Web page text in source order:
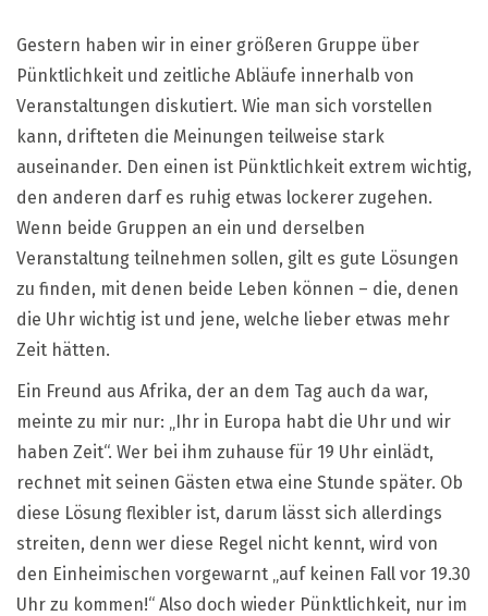
Gestern haben wir in einer größeren Gruppe über
Pünktlichkeit und zeitliche Abläufe innerhalb von
Veranstaltungen diskutiert. Wie man sich vorstellen
kann, drifteten die Meinungen teilweise stark
auseinander. Den einen ist Pünktlichkeit extrem wichtig,
den anderen darf es ruhig etwas lockerer zugehen.
Wenn beide Gruppen an ein und derselben
Veranstaltung teilnehmen sollen, gilt es gute Lösungen
zu finden, mit denen beide Leben können – die, denen
die Uhr wichtig ist und jene, welche lieber etwas mehr
Zeit hätten.
Ein Freund aus Afrika, der an dem Tag auch da war,
meinte zu mir nur: „Ihr in Europa habt die Uhr und wir
haben Zeit“. Wer bei ihm zuhause für 19 Uhr einlädt,
rechnet mit seinen Gästen etwa eine Stunde später. Ob
diese Lösung flexibler ist, darum lässt sich allerdings
streiten, denn wer diese Regel nicht kennt, wird von
den Einheimischen vorgewarnt „auf keinen Fall vor 19.30
Uhr zu kommen!“ Also doch wieder Pünktlichkeit, nur im